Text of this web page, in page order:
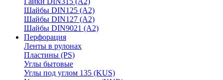
Шайбы DIN125 (A2)
Шайбы DIN127 (A2)
Шайбы DIN9021 (A2)
Перфорация
Ленты в рулонах
Пластины (PS)
Углы бытовые
Углы под углом 135 (KUS)